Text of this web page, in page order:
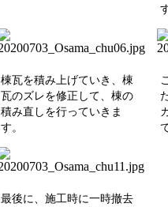
棟瓦を積み上げていき、棟
瓦のズレを修正して、棟の
積み直しを行っていきま
す。
最後に、施工時に一時撤去